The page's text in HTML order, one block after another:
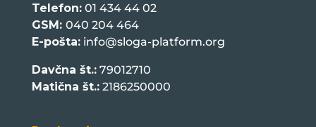
Telefon:01 434 44 02
GSM: 040 204 464
E-pošta: info@sloga-platform.org
Davčna št.:79012710
Matična št.:2186250000